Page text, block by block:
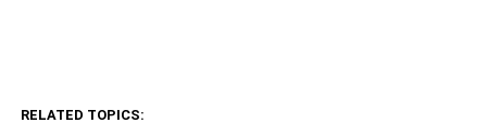
RELATED TOPICS: